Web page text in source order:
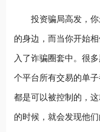
投资骗局高发，你
的身边，而当你开始
入了诈骗圈套中。很
个平台所有交易的单
都是可以被控制的，
的时候，就会发现他